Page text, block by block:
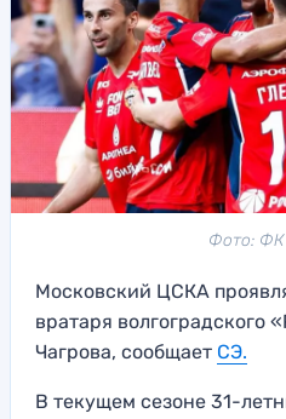
Фото:
Московский ЦСКА
вратаря волгоградского
Чагрова, сообщает СЭ.
В текущем сезоне 31-